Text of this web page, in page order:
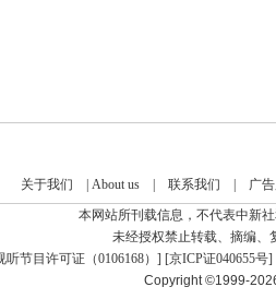
关于我们 About us| 联系我们
广
本网站所刊载信息，不代表中新
未经授权禁止转载、摘编、
节目许可证（0106168） ] [京ICP证040655号]
Copyright ©1999-